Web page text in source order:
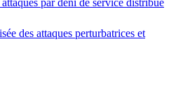
par déni de service distribué
des attaques perturbatrices et